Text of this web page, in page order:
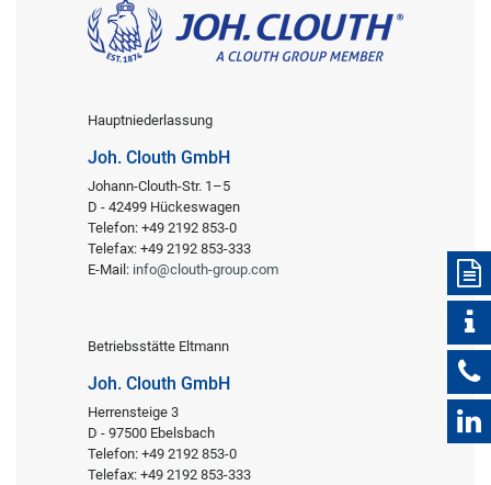
Hauptniederlassung
Joh. Clouth GmbH
Johann-Clouth-Str. 1–5
D - 42499 Hückeswagen
Telefon: +49 2192 853-0
Telefax: +49 2192 853-333
E-Mail: info@clouth-group.com
Betriebsstätte Eltmann
Joh. Clouth GmbH
Herrensteige 3
D - 97500 Ebelsbach
Telefon: +49 2192 853-0
Telefax: +49 2192 853-333